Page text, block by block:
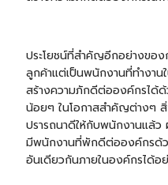
ประโยชน์ที่สำคัญอีกอย่างของ
ลูกค้าแต่เป็นพนักงานที่ทำงาน
สร้างความภักดีต่อองค์กรได้
น้อยๆ ในโอกาสสำคัญต่างๆ
ปรารถนาดีให้กับพนักงานแล้ว
มีพนักงานที่พักดีต่อองค์กรด้
อันเดียวกันภายในองค์กรได้อย่